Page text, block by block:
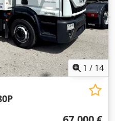
1 / 14